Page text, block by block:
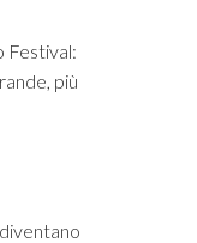
Festival:
più